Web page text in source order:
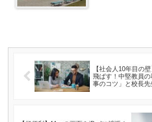
【社会人10年目の
飛ばす！中堅教員
事のコツ」と校長